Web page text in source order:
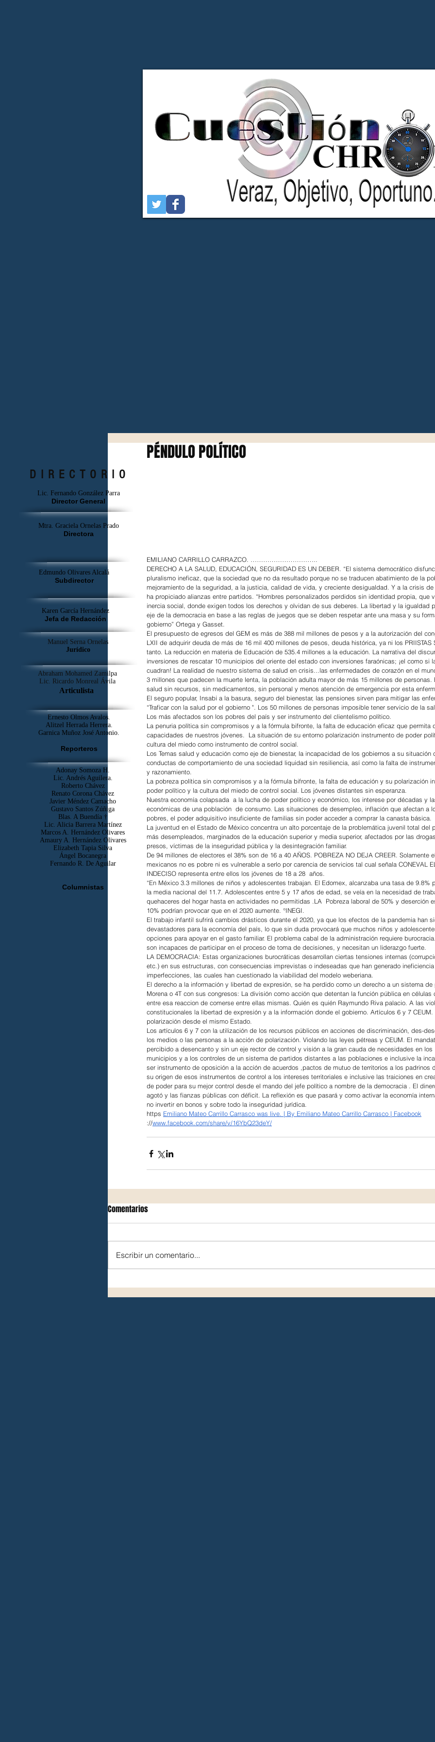
PÉNDULO POLÍTICO
EMILIANO CARRILLO CARRAZCO. …………………………..
DERECHO A LA SALUD, EDUCACIÓN, SEGURIDAD ES UN DEBER. “El sistema democrático
pluralismo ineficaz, que la sociedad que no da resultado porque no se traducen abatimiento de la
mejoramiento de la seguridad, a la justicia, calidad de vida, y creciente desigualdad. Y a la crisis
ha propiciado alianzas entre partidos. “Hombres personalizados perdidos sin identidad propia, que
inercia social, donde exigen todos los derechos y olvidan de sus deberes. La libertad y la igualdad
eje de la democracia en base a las reglas de juegos que se deben respetar ante una masa y su
gobierno” Ortega y Gasset.
El presupuesto de egresos del GEM es más de 388 mil millones de pesos y a la autorización del
LXII de adquirir deuda de más de 16 mil 400 millones de pesos, deuda histórica, ya ni los PRIISTAS
tanto. La reducción en materia de Educación de 535.4 millones a la educación. La narrativa del
inversiones de rescatar 10 municipios del oriente del estado con inversiones faraónicas; ¡el como si
cuadran! La realidad de nuestro sistema de salud en crisis...las enfermedades de corazón en el
3 millones que padecen la muerte lenta, la población adulta mayor de más 15 millones de personas.
salud sin recursos, sin medicamentos, sin personal y menos atención de emergencia por esta
El seguro popular, Insabi a la basura, seguro del bienestar, las pensiones sirven para mitigar las
“Traficar con la salud por el gobierno ". Los 50 millones de personas imposible tener servicio de la
Los más afectados son los pobres del país y ser instrumento del clientelismo político.
La penuria política sin compromisos y a la fórmula bifronte, la falta de educación eficaz que permita
capacidades de nuestros jóvenes.  La situación de su entorno polarización instrumento de poder
cultura del miedo como instrumento de control social.
Los Temas salud y educación como eje de bienestar, la incapacidad de los gobiernos a su situación
conductas de comportamiento de una sociedad liquidad sin resiliencia, así como la falta de
y razonamiento.
La pobreza política sin compromisos y a la fórmula bifronte, la falta de educación y su polarización
poder político y la cultura del miedo de control social. Los jóvenes distantes sin esperanza.
Nuestra economía colapsada  a la lucha de poder político y económico, los interese por décadas y
económicas de una población  de consumo. Las situaciones de desempleo, inflación que afectan a
pobres, el poder adquisitivo insuficiente de familias sin poder acceder a comprar la canasta básica.
La juventud en el Estado de México concentra un alto porcentaje de la problemática juvenil total del
más desempleados, marginados de la educación superior y media superior, afectados por las
presos, víctimas de la inseguridad pública y la desintegración familiar.
De 94 millones de electores el 38% son de 16 a 40 AÑOS. POBREZA NO DEJA CREER. Solamente
mexicanos no es pobre ni es vulnerable a serlo por carencia de servicios tal cual señala CONEVAL
INDECISO representa entre ellos los jóvenes de 18 a 28  años.
“En México 3.3 millones de niños y adolescentes trabajan. El Edomex, alcanzaba una tasa de 9.8%
la media nacional del 11.7. Adolescentes entre 5 y 17 años de edad, se veía en la necesidad de
quehaceres del hogar hasta en actividades no permitidas .LA  Pobreza laboral de 50% y deserción
10% podrían provocar que en el 2020 aumente. °INEGI.
El trabajo infantil sufrirá cambios drásticos durante el 2020, ya que los efectos de la pandemia han
devastadores para la economía del país, lo que sin duda provocará que muchos niños y
opciones para apoyar en el gasto familiar. El problema cabal de la administración requiere
son incapaces de participar en el proceso de toma de decisiones, y necesitan un liderazgo fuerte.
LA DEMOCRACIA: Estas organizaciones burocráticas desarrollan ciertas tensiones internas
etc.) en sus estructuras, con consecuencias imprevistas o indeseadas que han generado
imperfecciones, las cuales han cuestionado la viabilidad del modelo weberiana.
El derecho a la información y libertad de expresión, se ha perdido como un derecho a un sistema de
Morena o 4T con sus congresos: La división como acción que detentan la función pública en células
entre esa reaccion de comerse entre ellas mismas. Quién es quién Raymundo Riva palacio. A las
constitucionales la libertad de expresión y a la información donde el gobierno. Artículos 6 y 7 CEUM.
polarización desde el mismo Estado.
Los artículos 6 y 7 con la utilización de los recursos públicos en acciones de discriminación, des-
los medios o las personas a la acción de polarización. Violando las leyes pétreas y CEUM. El
percibido a desencanto y sin un eje rector de control y visión a la gran cauda de necesidades en los
municipios y a los controles de un sistema de partidos distantes a las poblaciones e inclusive la
ser instrumento de oposición a la acción de acuerdos ,pactos de mutuo de territorios a los padrinos
su origen de esos instrumentos de control a los intereses territoriales e inclusive las traiciones en
de poder para su mejor control desde el mando del jefe político a nombre de la democracia . El
agotó y las fianzas públicas con déficit. La reflexión es que pasará y como activar la economía
no invertir en bonos y sobre todo la inseguridad jurídica.
https Emiliano Mateo Carrillo Carrasco was live. | By Emiliano Mateo Carrillo Carrasco | Facebook
://www.facebook.com/share/v/16YbQ23deY/
Comentarios
Escribir un comentario...
DIRECTORIO
Lic. Fernando González Parra
Director General
Mtra. Graciela Ornelas Prado
Directora
Edmundo Olivares Alcalá
Subdirector
Karen García Hernández
Jefa de Redacción
Manuel Serna Ornelas
Jurídico
Abraham Mohamed Zamilpa
Lic. Ricardo Monreal Ávila
Articulista
Ernesto Olmos Avalos.
Alitzel Herrada Herrera.
Garnica Muñoz José Antonio.
Reporteros
Adonay Somoza H.
Lic. Andrés Aguilera.
Roberto Chávez
Renato Corona Chávez
Javier Méndez Camacho
Gustavo Santos Zúñiga
Blas. A Buendía †
​Lic. Alicia Barrera Martínez
Marcos A. Hernández Olivares
Amaury A. Hernández Olivares
Elizabeth Tapia Silva
Ángel Bocanegra
Fernando R. De Aguilar
Columnistas